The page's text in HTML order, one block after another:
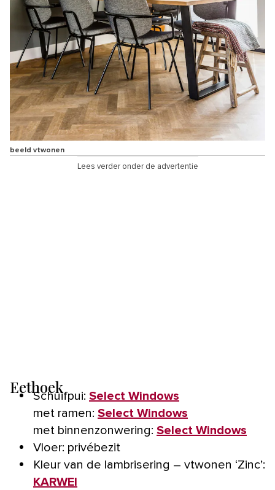
beeld vtwonen
Lees verder onder de advertentie
Eethoek
Schuifpui: Select Windows
met ramen: Select Windows
met binnenzonwering: Select Windows
Vloer: privébezit
Kleur van de lambrisering – vtwonen ‘Zinc’:
KARWEI